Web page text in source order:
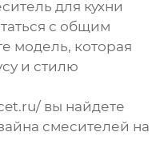
для кухни
с общим
модель, которая
и стилю
вы найдете
смесителей на